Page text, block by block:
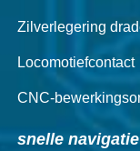
Zilverlegering
Locomotiefcontact
CNC-
snelle navigatie